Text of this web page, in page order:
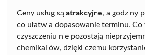
Ceny usług są atrakcyjne, a godziny
co ułatwia dopasowanie terminu. Co
czyszczeniu nie pozostają
chemikaliów, dzięki czemu